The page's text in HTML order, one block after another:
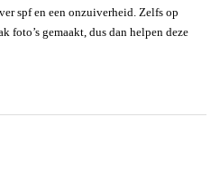
spf en een onzuiverheid. Zelfs op
foto’s gemaakt, dus dan helpen deze